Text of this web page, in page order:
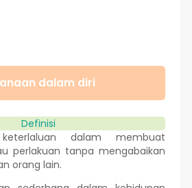
dalam diri
Definisi
dalam membuat
perlakuan tanpa mengabaikan
orang lain.